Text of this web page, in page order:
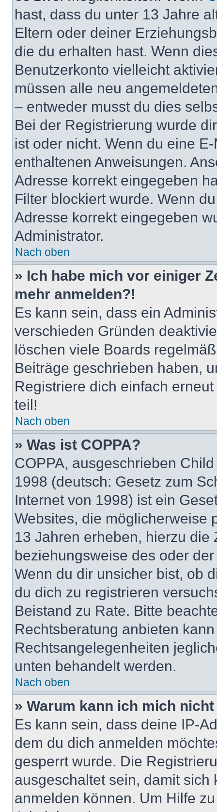
hast, dass du unter 13 Jahre
Eltern oder deiner
die du erhalten hast. Wenn
Benutzerkonto vielleicht
müssen alle neu
– entweder musst du dies
Bei der Registrierung wurde
ist oder nicht. Wenn du eine
enthaltenen Anweisungen.
Adresse korrekt eingegeben
Filter blockiert wurde. Wenn
Adresse korrekt eingegeben
Administrator.
Nach oben
» Ich habe mich vor einiger
mehr anmelden?!
Es kann sein, dass ein
verschieden Gründen
löschen viele Boards
Beiträge geschrieben haben,
Registriere dich einfach
teil!
Nach oben
» Was ist COPPA?
COPPA, ausgeschrieben
1998 (deutsch: Gesetz zum
Internet von 1998) ist ein
Websites, die möglicherweise
13 Jahren erheben, hierzu die
beziehungsweise des oder
Wenn du dir unsicher bist, ob
du dich zu registrieren
Beistand zu Rate. Bitte
Rechtsberatung anbieten
Rechtsangelegenheiten
unten behandelt werden.
Nach oben
» Warum kann ich mich
Es kann sein, dass deine IP-
dem du dich anmelden
gesperrt wurde. Die
ausgeschaltet sein, damit
anmelden können. Um Hilfe